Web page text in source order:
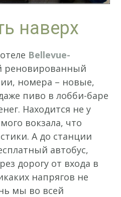
наверх
Bellevue-
реновированный
номера – новые,
пиво в лобби-баре
Находится не у
вокзала, что
А до станции
автобус,
дорогу от входа в
напрягов не
мы во всей